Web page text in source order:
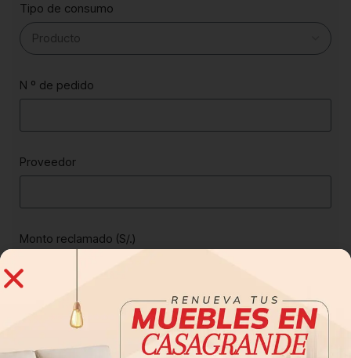
Tipo de consumo
N º de pedido
Proveedor
Monto reclamado (S/.)
Fecha de reclamación / queja